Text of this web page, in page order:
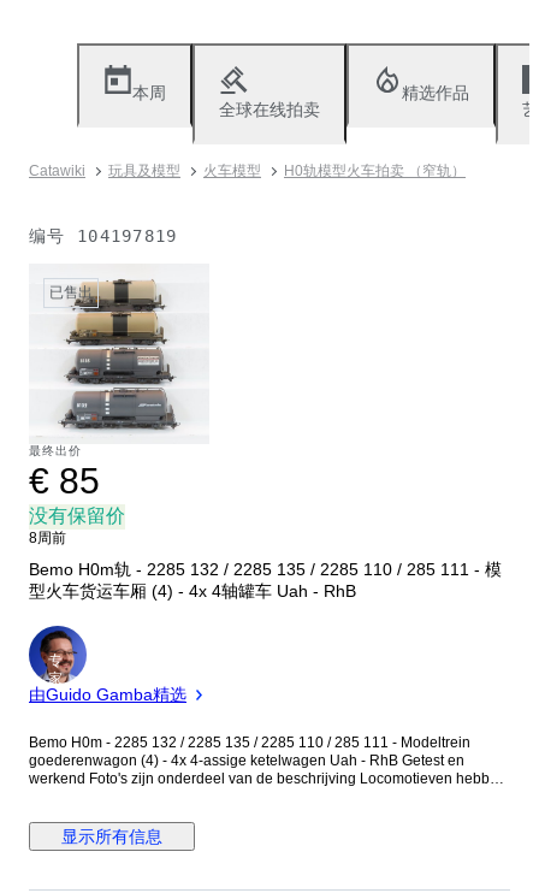
本周
全球在线拍卖
精选作品
Catawiki 玩具及模型 火车模型 H0轨模型火车拍卖 （窄轨）
编号 104197819
已售出
最终出价
€ 85
没有保留价
8周前
Bemo H0m轨 - 2285 132 / 2285 135 / 2285 110 / 285 111 - 模
型火车货运车厢 (4) - 4x 4轴罐车 Uah - RhB
专
家
由Guido Gamba精选
Bemo H0m - 2285 132 / 2285 135 / 2285 110 / 285 111 - Modeltrein
goederenwagon (4) - 4x 4-assige ketelwagen Uah - RhB Getest en
werkend Foto's zijn onderdeel van de beschrijving Locomotieven hebben
verzekerd verzonden
显示所有信息